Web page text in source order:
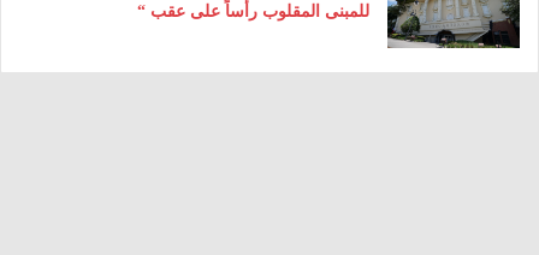
للمبنى المقلوب رأساً على عقب “